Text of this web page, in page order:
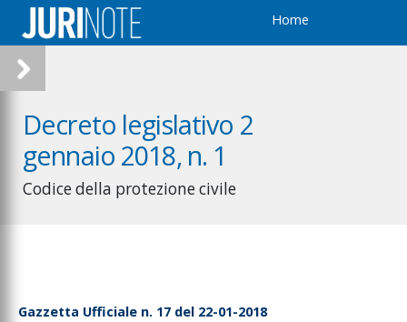
Home
Decreto legislativo 2
gennaio 2018, n. 1
Codice della protezione civile
Gazzetta Ufficiale n. 17 del 22-01-2018